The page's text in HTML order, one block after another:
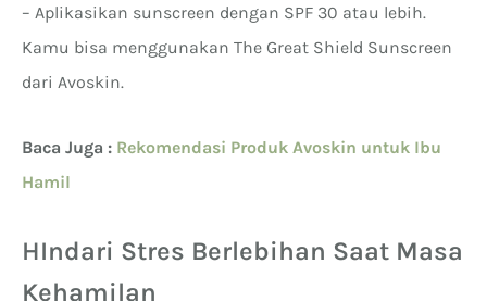
– Aplikasikan sunscreen dengan SPF 30 atau lebih.
Kamu bisa menggunakan The Great Shield Sunscreen
dari Avoskin.
Baca Juga : Rekomendasi Produk Avoskin untuk Ibu
Hamil
HIndari Stres Berlebihan Saat Masa
Kehamilan